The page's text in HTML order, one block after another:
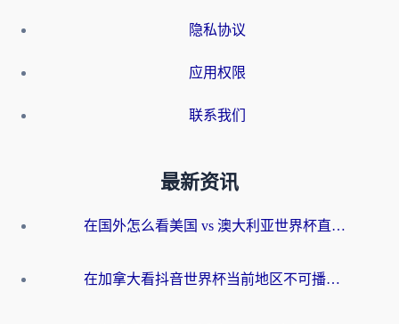
隐私协议
应用权限
联系我们
最新资讯
在国外怎么看美国 vs 澳大利亚世界杯直播？海外党必藏的中文解说观赛指南
在加拿大看抖音世界杯当前地区不可播放？海外党体育观赛终极指南